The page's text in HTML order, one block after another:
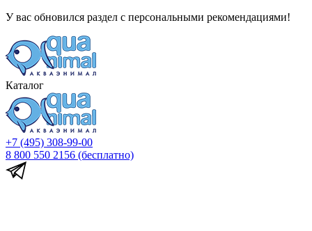
У вас обновился раздел с персональными рекомендациями!
Каталог
+7 (495) 308-99-00
8 800 550 2156 (бесплатно)